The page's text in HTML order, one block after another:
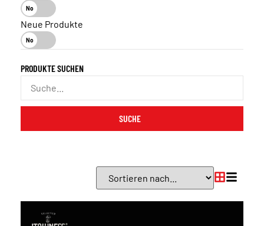
PRODUKTE SUCHEN
SUCHE
Neue Produkte